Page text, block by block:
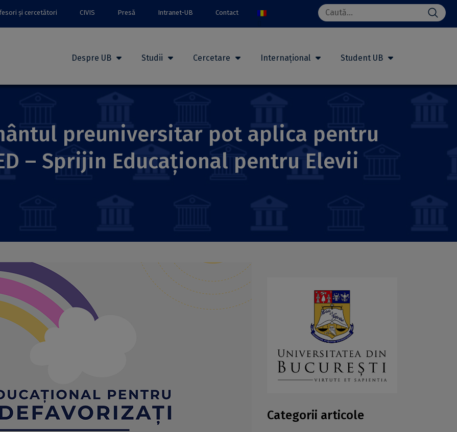
și cercetători CIVIS Presă Intranet-UB Contact
Search
for:
Despre UB Studii Cercetare Internațional Student UB
preuniversitar pot aplica pentru
– Sprijin Educațional pentru Elevii
Categorii articole